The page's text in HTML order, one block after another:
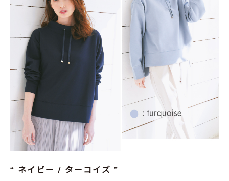
ネイビー / ターコイズ